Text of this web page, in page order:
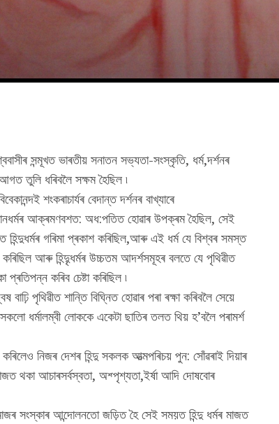
সন্মূখত ভাৰতীয় সনাতন সভ্যতা-সংস্কৃতি, ধৰ্ম,দৰ্শনৰ
তুলি ধৰিবলৈ সক্ষম হৈছিল ৷
শংকৰাচাৰ্যৰ বেদান্ত দৰ্শনৰ বাখ্যাৰে
আক্ৰমণবশত: অধ:পতিত হোৱাৰ উপক্ৰম হৈছিল, সেই
গৰিমা প্ৰকাশ কৰিছিল,আৰু এই ধৰ্ম যে বিশ্বৰ সমস্ত
কৰিছিল আৰু হিন্দুৃধৰ্মৰ উচ্চতম আদৰ্শসমূহৰ বলতে যে পৃথিৱীত
কৰিব চেষ্টা কৰিছিল ৷
বাঢ়ি পৃথিৱীত শান্তি বিঘ্নিত হোৱাৰ পৰা ৰক্ষা কৰিবলৈ সেয়ে
ধৰ্মালম্বী লোককে একেটা ছাতিৰ তলত থিয় হ’বলৈ পৰামৰ্শ
নিজৰ দেশৰ হিন্দু সকলক আত্মপৰিচয় পুন: সোঁৱৰাই দিয়াৰ
থকা আচাৰসৰ্বস্বতা, অশ্পৃশ্যতা,ইৰ্ষা আদি দোষবোৰ
সংস্কাৰ আন্দোলনতো জড়িত হৈ সেই সময়ত হিন্দু ধৰ্মৰ মাজত